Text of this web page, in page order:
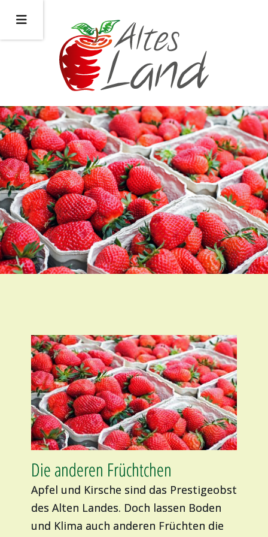
Die anderen Früchtchen
Apfel und Kirsche sind das Prestigeobst
des Alten Landes. Doch lassen Boden
und Klima auch anderen Früchten die